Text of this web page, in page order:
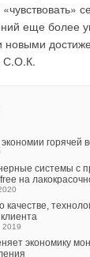
еще более
С.О.К.
горячей
системы с
на
качестве,
экономику